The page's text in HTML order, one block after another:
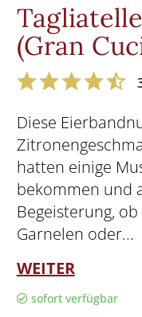
(Gran
Diese
hatten einige
bekommen und
Begeisterung,
Garnelen oder...
WEITER
sofort verfügbar